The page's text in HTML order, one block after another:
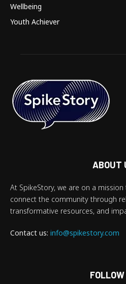
Wellbeing
Youth Achiever
ABOUT
At SpikeStory, we are on a
connect the community through
transformative resources, and
Contact us: info@spikestory.com